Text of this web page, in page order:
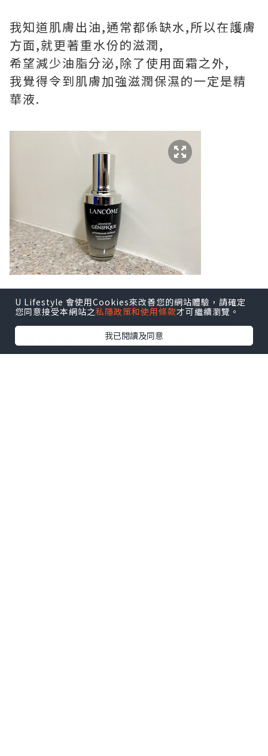
我知道肌膚出油,通常都係缺水,所以在護膚
方面,就更著重水份的滋潤,
希望減少油脂分泌,除了使用面霜之外,
我覺得令到肌膚加強滋潤保濕的一定是精
華液.
要數我喜歡精華液,莫過於Lancome 小黑
瓶(Advanced Génifique),
可說我家常駐必備的精華液,喜歡它水潤的
U Lifestyle 會使用Cookies來改善您的網站體驗，請確定
您同意接受本網站之私隱政策和使用條款才可繼續瀏覽。
我已閱讀及同意